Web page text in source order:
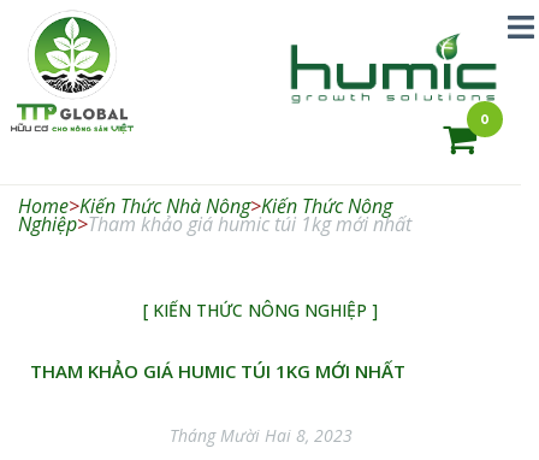
Humic Growth
nhập khẩu từ
Global
0
Home>Kiến Thức Nhà Nông>Kiến Thức Nông
Nghiệp>Tham khảo giá humic túi 1kg mới nhất
[ KIẾN THỨC NÔNG NGHIỆP ]
THAM KHẢO GIÁ HUMIC TÚI 1KG MỚI NHẤT
Tháng Mười Hai 8, 2023